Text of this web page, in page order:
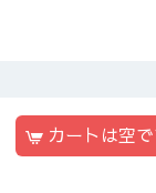
カートは空